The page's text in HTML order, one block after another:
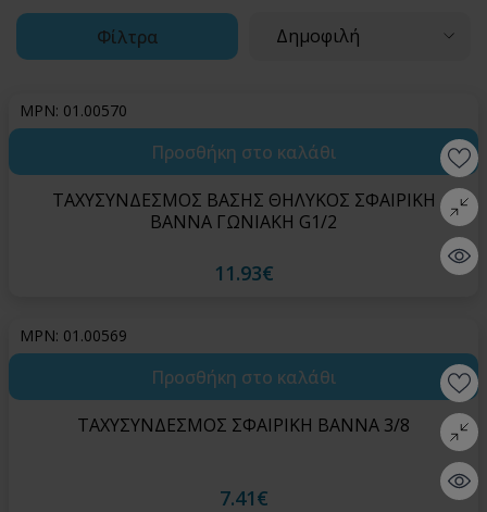
Φίλτρα Δημοφιλή
MPN: 01.00570
Quick
Προσθήκη στο καλάθι
ΤΑΧΥΣΥΝΔΕΣΜΟΣ ΒΑΣΗΣ ΘΗΛΥΚΟΣ ΣΦΑΙΡΙΚΗ
ΒΑΝΝΑ ΓΩΝΙΑΚΗ G1/2
11.93€
MPN: 01.00569
Quick
Προσθήκη στο καλάθι
ΤΑΧΥΣΥΝΔΕΣΜΟΣ ΣΦΑΙΡΙΚΗ ΒΑΝΝΑ 3/8
7.41€